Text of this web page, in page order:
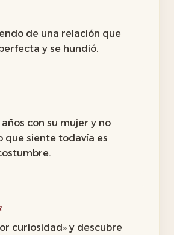
de una relación que
y se hundió.
con su mujer y no
que siente todavía es
curiosidad» y descubre